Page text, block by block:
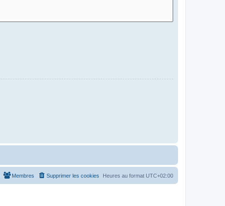
Heures au format UTC+02:00
Supprimer les cookies
Membres